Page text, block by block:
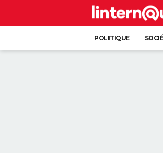
POLITIQUE